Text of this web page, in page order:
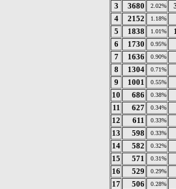
3 3680 2.02%
4 2152 1.18%
5 1838 1.01%
6 1730 0.95%
7 1636 0.90%
8 1304 0.71%
9 1001 0.55%
10 686 0.38%
11 627 0.34%
12 611 0.33%
13 598 0.33%
14 582 0.32%
15 571 0.31%
16 529 0.29%
17 506 0.28%